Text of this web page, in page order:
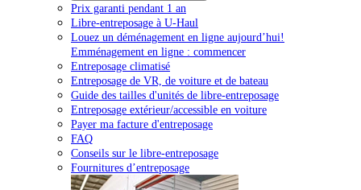
Prix garanti pendant 1 an
Libre-entreposage à U-Haul
Louez un déménagement en ligne aujourd’hui!
Emménagement en ligne : commencer
Entreposage climatisé
Entreposage de VR, de voiture et de bateau
Guide des tailles d'unités de libre-entreposage
Entreposage extérieur/accessible en voiture
Payer ma facture d'entreposage
FAQ
Conseils sur le libre-entreposage
Fournitures d’entreposage